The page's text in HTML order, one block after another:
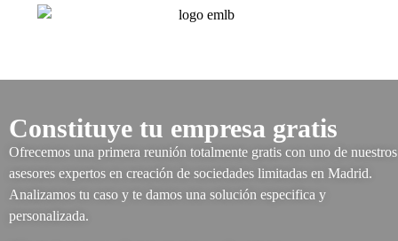
Constituye tu empresa gratis
Ofrecemos una primera reunión totalmente gratis con uno de nuestros
asesores expertos en creación de sociedades limitadas en Madrid.
Analizamos tu caso y te damos una solución especifica y
personalizada.